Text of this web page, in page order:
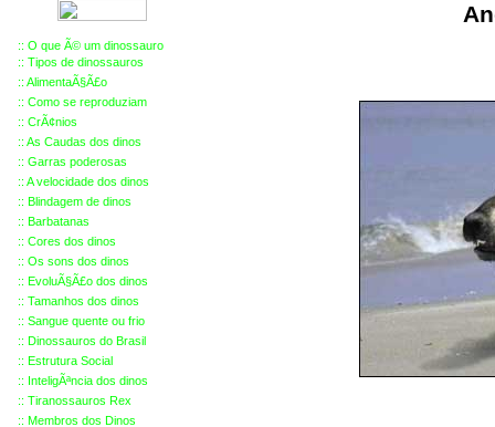
:: O que Ã© um dinossauro
:: Tipos de dinossauros
:: AlimentaÃ§Ã£o
:: Como se reproduziam
:: CrÃ¢nios
:: As Caudas dos dinos
:: Garras poderosas
:: A velocidade dos dinos
:: Blindagem de dinos
:: Barbatanas
:: Cores dos dinos
:: Os sons dos dinos
:: EvoluÃ§Ã£o dos dinos
:: Tamanhos dos dinos
:: Sangue quente ou frio
:: Dinossauros do Brasil
:: Estrutura Social
:: InteligÃªncia dos dinos
:: Tiranossauros Rex
:: Membros dos Dinos